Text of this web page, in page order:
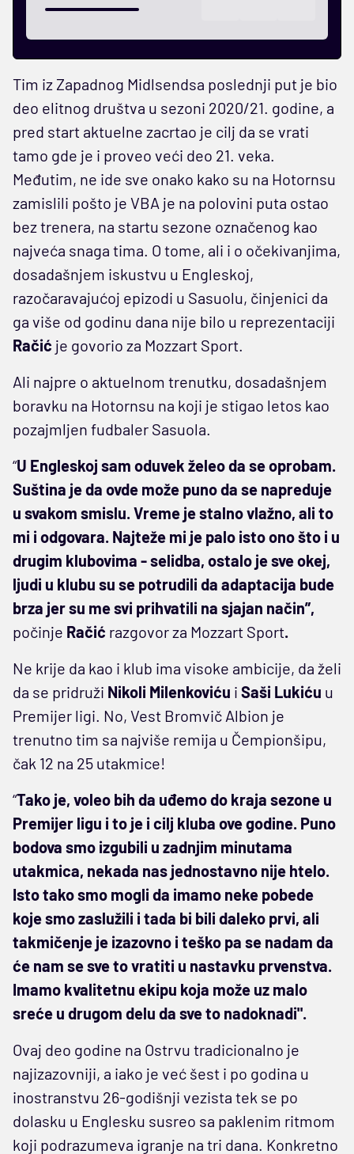
Tim iz Zapadnog Midlsendsa poslednji put je bio
deo elitnog društva u sezoni 2020/21. godine, a
pred start aktuelne zacrtao je cilj da se vrati
tamo gde je i proveo veći deo 21. veka.
Međutim, ne ide sve onako kako su na Hotornsu
zamislili pošto je VBA je na polovini puta ostao
bez trenera, na startu sezone označenog kao
najveća snaga tima. O tome, ali i o očekivanjima,
dosadašnjem iskustvu u Engleskoj,
razočaravajućoj epizodi u Sasuolu, činjenici da
ga više od godinu dana nije bilo u reprezentaciji
Račić je govorio za Mozzart Sport.
Ali najpre o aktuelnom trenutku, dosadašnjem
boravku na Hotornsu na koji je stigao letos kao
pozajmljen fudbaler Sasuola.
“U Engleskoj sam oduvek želeo da se oprobam.
Suština je da ovde može puno da se napreduje
u svakom smislu. Vreme je stalno vlažno, ali to
mi i odgovara. Najteže mi je palo isto ono što i u
drugim klubovima - selidba, ostalo je sve okej,
ljudi u klubu su se potrudili da adaptacija bude
brza jer su me svi prihvatili na sjajan način”,
počinje Račić razgovorza Mozzart Sport.
Ne krije da kao i klub ima visoke ambicije, da želi
da se pridruži Nikoli Milenkoviću i Saši Lukiću u
Premijer ligi. No, Vest Bromvič Albion je
trenutno tim sa najviše remija u Čempionšipu,
čak 12 na 25 utakmice!
“Tako je, voleo bih da uđemo do kraja sezone u
Premijer ligu i to je i cilj kluba ove godine. Puno
bodova smo izgubili u zadnjim minutama
utakmica, nekada nas jednostavno nije htelo.
Isto tako smo mogli da imamo neke pobede
koje smo zaslužili i tada bi bili daleko prvi, ali
takmičenje je izazovno i teško pa se nadam da
će nam se sve to vratiti u nastavku prvenstva.
Imamo kvalitetnu ekipu koja može uz malo
sreće u drugom delu da sve to nadoknadi".
Ovaj deo godine na Ostrvu tradicionalno je
najizazovniji, a iako je već šest i po godina u
inostranstvu 26-godišnji vezista tek se po
dolasku u Englesku susreo sa paklenim ritmom
koji podrazumeva igranje na tri dana. Konkretno